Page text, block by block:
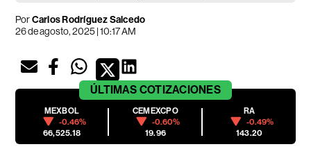
PorCarlos Rodríguez Salcedo
26 de agosto, 2025 | 10:17 AM
ÚLTIMAS COTIZACIONES
MEXBOL
-0.46%
66,525.18
CEMEXCPO
-0.60%
19.96
RA
-0.49%
143.20